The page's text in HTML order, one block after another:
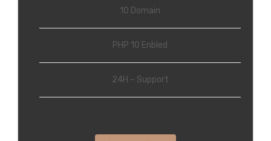
10 Domain
PHP 10 Enbled
24H – Support